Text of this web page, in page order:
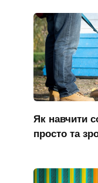
Як навчити
просто та